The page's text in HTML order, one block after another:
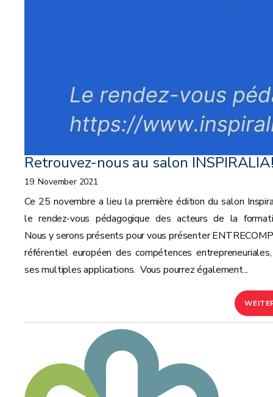
Retrouvez-nous au salon
19. November 2021
Ce 25 novembre a lieu la première édition du salon
le rendez-vous pédagogique des acteurs de la
Nous y serons présents pour vous présenter
référentiel européen des compétences
ses multiples applications. Vous pourrez également...